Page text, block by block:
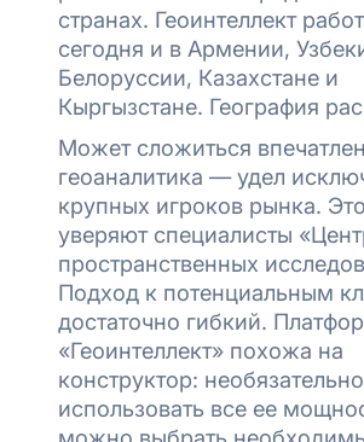
странах. Геоинтеллект
сегодня и в Армении,
Белоруссии, Казахстане и
Кыргызстане. География
Может сложиться
геоаналитика — удел
крупных игроков рынка.
уверяют специалисты
пространственных
Подход к потенциальным
достаточно гибкий.
«Геоинтеллект» похожа на
конструктор: необязательно
использовать все ее